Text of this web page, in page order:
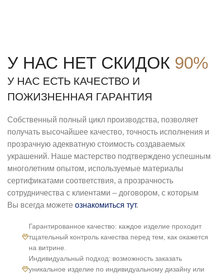
У НАС НЕТ СКИДОК 90%
У НАС ЕСТЬ КАЧЕСТВО И
ПОЖИЗНЕННАЯ ГАРАНТИЯ
Собственный полный цикл производства, позволяет
получать высочайшее качество, точность исполнения и
прозрачную адекватную стоимость создаваемых
украшений. Наше мастерство подтверждено успешным
многолетним опытом, используемые материалы
сертификатами соответствия, а прозрачность
сотрудничества с клиентами – договором, с которым
Вы всегда можете ознакомиться тут.
Гарантированное качество: каждое изделие проходит
тщательный контроль качества перед тем, как окажется
на витрине.
Индивидуальный подход: возможность заказать
уникальное изделие по индивидуальному дизайну или